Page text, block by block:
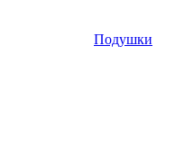
Подушки